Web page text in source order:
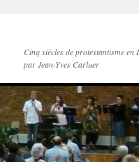
Cinq siècles de protestantisme en
par Jean-Yves Carluer